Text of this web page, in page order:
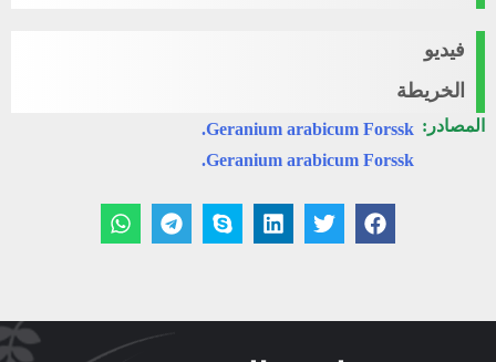
فيديو
الخريطة
المصادر: Geranium arabicum Forssk.
Geranium arabicum Forssk.